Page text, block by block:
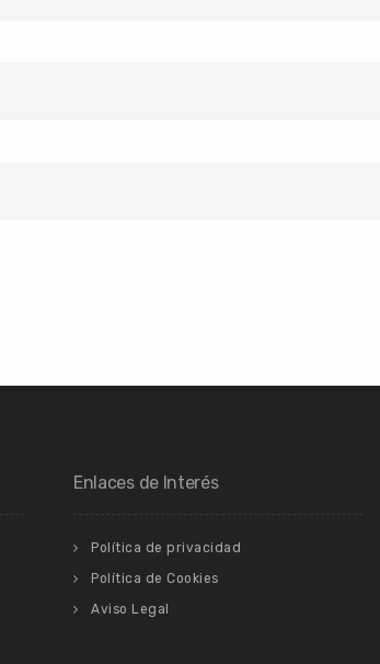
Enlaces de Interés
Política de privacidad
Política de Cookies
Aviso Legal